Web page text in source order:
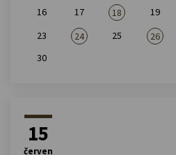
16
17 18 19
23
24 25 26
30
15
červen